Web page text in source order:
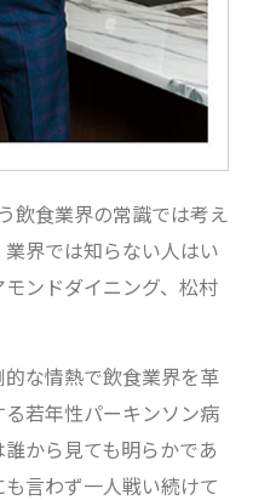
飲食業界の常識では考え
界では知らない人はい
ンドダイニング、松村
な情熱で飲食業界を革
若年性パーキンソン病
から見ても明らかであ
言わず一人戦い続けて